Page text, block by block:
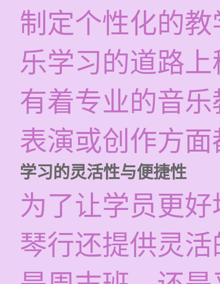
制定个性化的
乐学习的道路
有着专业的音
表演或创作方
学习的灵活性与便捷性
为了让学员更
琴行还提供灵